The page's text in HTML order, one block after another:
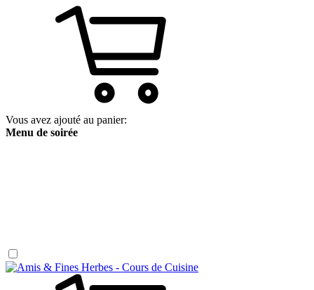
Vous avez ajouté au panier:
Menu de soirée